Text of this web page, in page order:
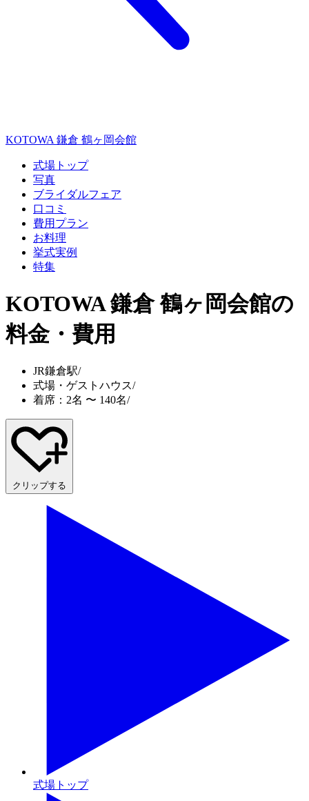
KOTOWA 鎌倉 鶴ヶ岡会館
式場トップ
写真
ブライダルフェア
口コミ
費用プラン
お料理
挙式実例
特集
KOTOWA 鎌倉 鶴ヶ岡会館の
料金・費用
JR鎌倉駅/
式場・ゲストハウス/
着席：2名 〜 140名/
クリップする
式場トップ